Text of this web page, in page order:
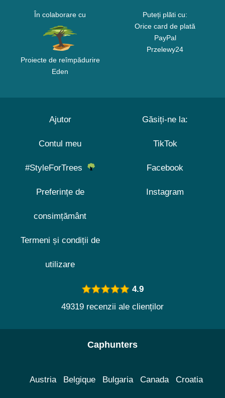
În colaborare cu
Proiecte de reîmpădurire
Eden
Puteți plăti cu:
Orice card de plată
PayPal
Przelewy24
Ajutor
Contul meu
#StyleForTrees
Preferințe de
consimțământ
Termeni și condiții de
utilizare
Găsiți-ne la:
TikTok
Facebook
Instagram
4.9
49319 recenzii ale clienților
Caphunters
Austria Belgique Bulgaria Canada Croatia